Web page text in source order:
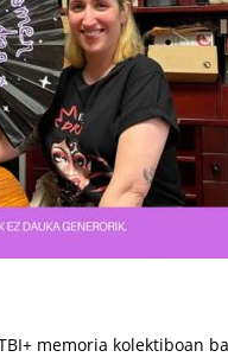
memoria kolektiboan